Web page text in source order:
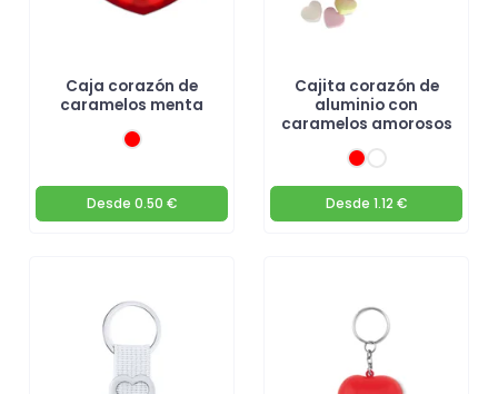
Caja corazón de
caramelos menta
Desde 0.50 €
Cajita corazón de
aluminio con
caramelos amorosos
Desde 1.12 €